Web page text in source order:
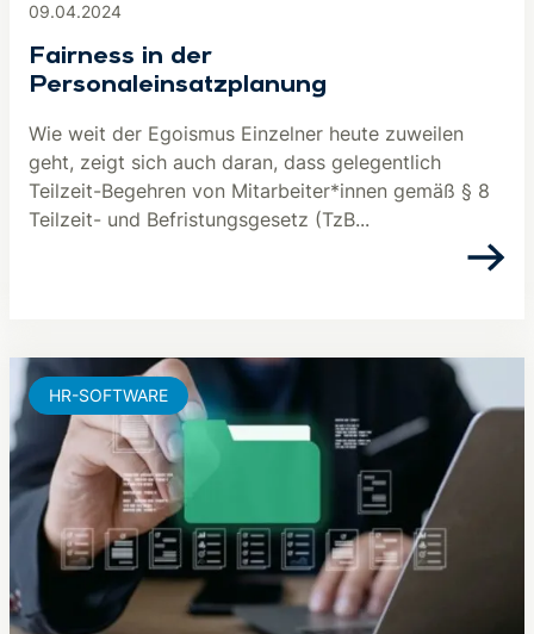
09.04.2024
Fairness in der
Personaleinsatzplanung
Wie weit der Egoismus Einzelner heute zuweilen
geht, zeigt sich auch daran, dass gelegentlich
Teilzeit-Begehren von Mitarbeiter*innen gemäß § 8
Teilzeit- und Befristungsgesetz (TzB...
HR-SOFTWARE